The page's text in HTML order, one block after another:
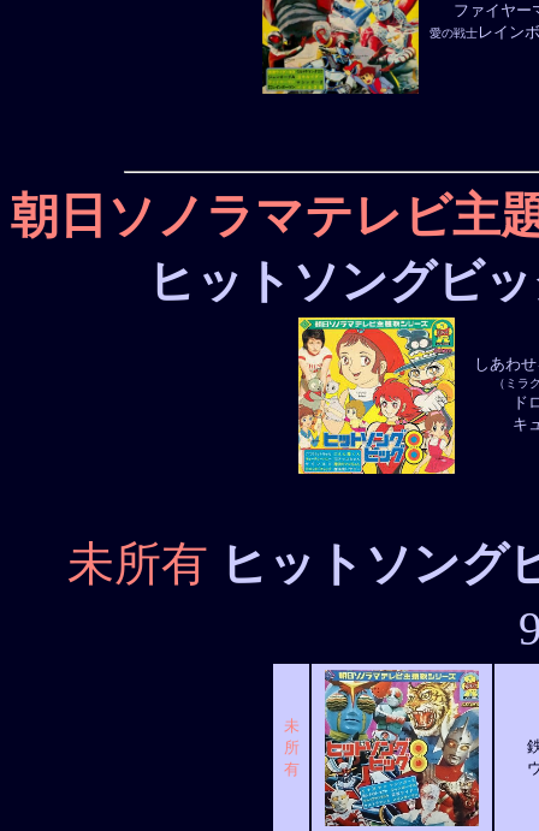
ファイヤー
愛の戦士レイン
朝日ソノラマテレビ主
ヒットソングビ
しあわ
（ミラ
ド
キ
未所有 ヒットソング
未
所
有